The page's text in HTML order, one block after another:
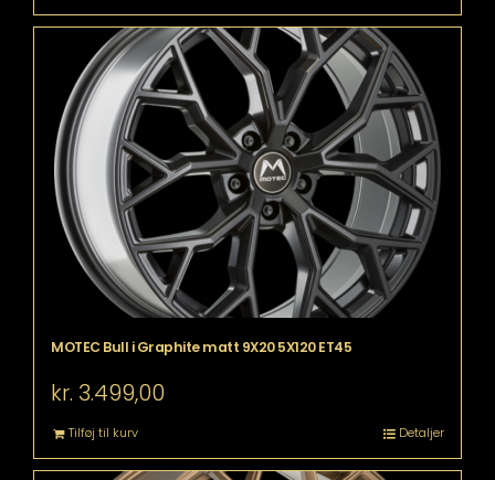
MOTEC Bull i Graphite matt 9X20 5X120 ET45
kr. 3.499,00
Tilføj til kurv Detaljer